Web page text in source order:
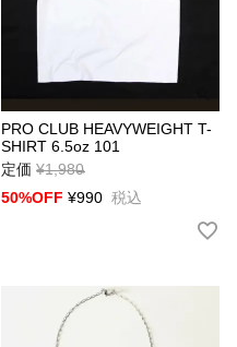
PRO CLUB HEAVYWEIGHT T-
SHIRT 6.5oz 101
定価 ¥1,980
→
50%OFF ¥990 税込